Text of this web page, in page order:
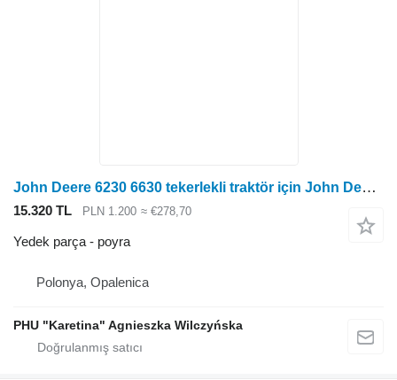
John Deere 6230 6630 tekerlekli traktör için John Deere 6230 6630 Ön Tahrik Göbeği L166396 poyra
15.320 TL PLN 1.200 ≈ €278,70
Yedek parça - poyra
Polonya, Opalenica
PHU "Karetina" Agnieszka Wilczyńska